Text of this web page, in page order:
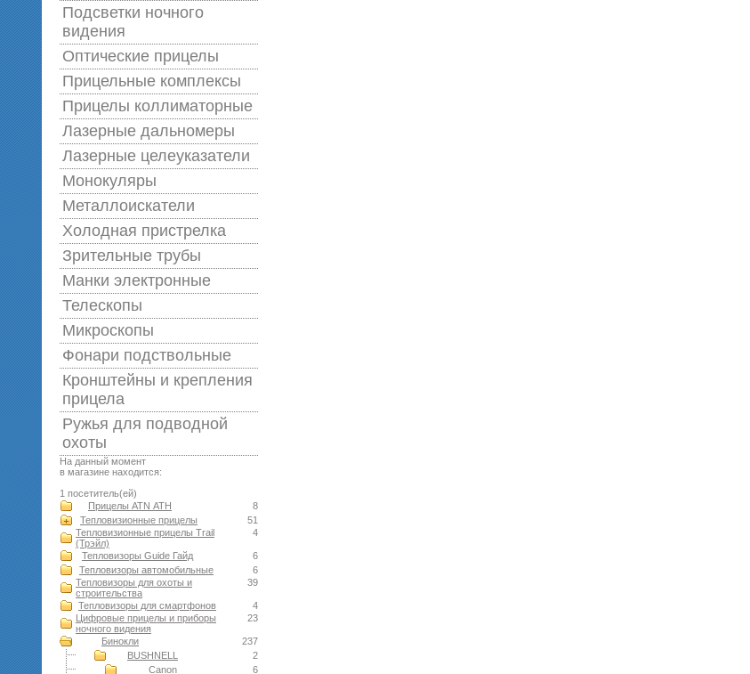
Подсветки ночного
видения
Оптические прицелы
Прицельные комплексы
Прицелы коллиматорные
Лазерные дальномеры
Лазерные целеуказатели
Монокуляры
Металлоискатели
Холодная пристрелка
Зрительные трубы
Манки электронные
Телескопы
Микроскопы
Фонари подствольные
Кронштейны и крепления
прицела
Ружья для подводной
оxоты
На данный момент
в магазине находится:
1 посетитель(ей)
8
Прицелы ATN АТН
51
Тепловизионные прицелы
4
Тепловизионные прицелы Trail
(Трэйл)
6
Тепловизоры Guide Гайд
6
Тепловизоры автомобильные
39
Тепловизоры для охоты и
строительства
4
Тепловизоры для смартфонов
23
Цифровые прицелы и приборы
ночного видения
237
Бинокли
2
BUSHNELL
6
Canon